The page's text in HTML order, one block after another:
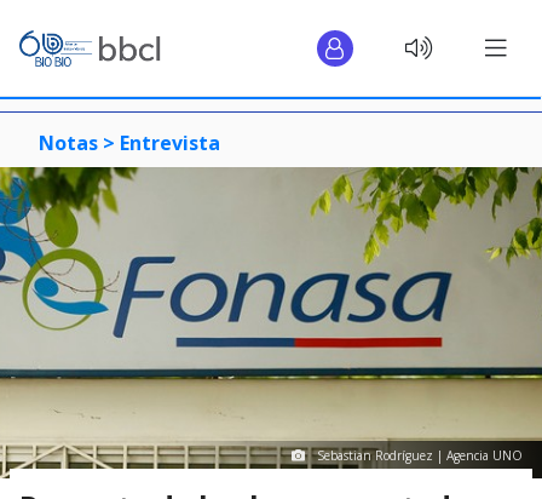
Notas > Entrevista
Sebastian Rodríguez | Agencia UNO